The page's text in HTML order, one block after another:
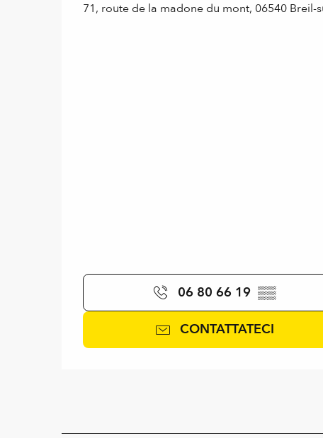
71, route de la madone du mont, 06540 Breil-
06 80 66 19 ▒▒
CONTATTATECI